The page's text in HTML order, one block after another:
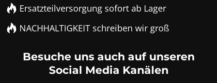
Ersatzteilversorgung sofort ab Lager
NACHHALTIGKEIT schreiben wir groß
Besuche uns auch auf unseren
Social Media Kanälen